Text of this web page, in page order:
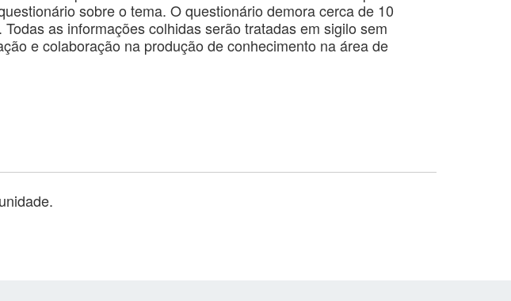
sobre o tema. O questionário demora cerca de 10
as informações colhidas serão tratadas em sigilo sem
e colaboração na produção de conhecimento na área de